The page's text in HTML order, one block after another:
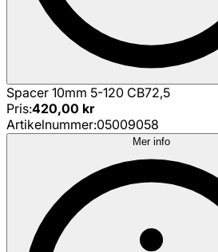
Spacer 10mm 5-120 CB72,5
Pris:420,00 kr
Artikelnummer:05009058
Mer info